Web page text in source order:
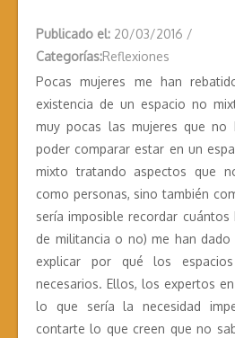
Publicado el: 20/03/2016 /
Categorías:Reflexiones
Pocas mujeres me han
existencia de un espacio no
muy pocas las mujeres que no
poder comparar estar en un
mixto tratando aspectos que
como personas, sino también
sería imposible recordar cuántos
de militancia o no) me han
explicar por qué los
necesarios. Ellos, los expertos
lo que sería la necesidad
contarte lo que creen que no